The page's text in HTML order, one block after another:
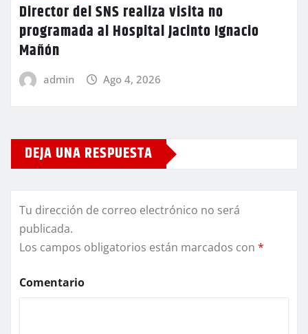
Director del SNS realiza visita no
programada al Hospital Jacinto Ignacio
Mañón
admin Ago 4, 2026
DEJA UNA RESPUESTA
Tu dirección de correo electrónico no será
publicada.
Los campos obligatorios están marcados con *
Comentario